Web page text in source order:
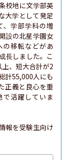
校地に文学部英
大学として発足
、学部学科の増
設の北星学園女
の移転などがあ
長しました。こ
、短大合計が2
計55,000人にも
正義と良心を重
活躍していま
報を受験生向け